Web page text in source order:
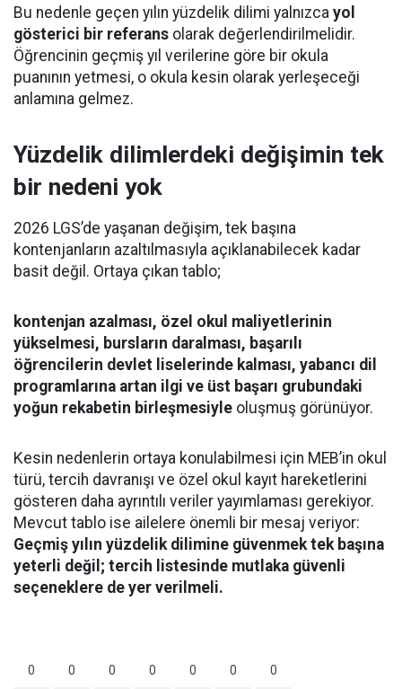
Bu nedenle geçen yılın yüzdelik dilimi yalnızca yol
gösterici bir referans olarak değerlendirilmelidir.
Öğrencinin geçmiş yıl verilerine göre bir okula
puanının yetmesi, o okula kesin olarak yerleşeceği
anlamına gelmez.
Yüzdelik dilimlerdeki değişimin tek
bir nedeni yok
2026 LGS’de yaşanan değişim, tek başına
kontenjanların azaltılmasıyla açıklanabilecek kadar
basit değil. Ortaya çıkan tablo;
kontenjan azalması, özel okul maliyetlerinin
yükselmesi, bursların daralması, başarılı
öğrencilerin devlet liselerinde kalması, yabancı dil
programlarına artan ilgi ve üst başarı grubundaki
yoğun rekabetin birleşmesiyle oluşmuş görünüyor.
Kesin nedenlerin ortaya konulabilmesi için MEB’in okul
türü, tercih davranışı ve özel okul kayıt hareketlerini
gösteren daha ayrıntılı veriler yayımlaması gerekiyor.
Mevcut tablo ise ailelere önemli bir mesaj veriyor:
Geçmiş yılın yüzdelik dilimine güvenmek tek başına
yeterli değil; tercih listesinde mutlaka güvenli
seçeneklere de yer verilmeli.
0 0 0 0 0 0 0